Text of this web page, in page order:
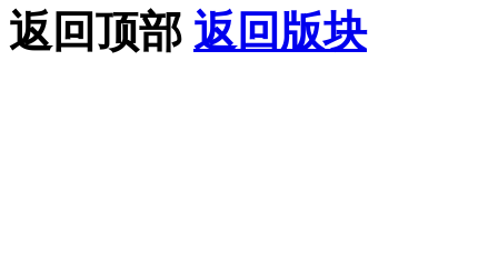
返回顶部 返回版块